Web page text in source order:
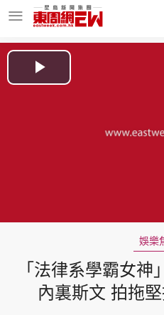
東周Ladies
玄學靈異
Play
娛樂
「法律系學霸女
內裏斯文 拍拖